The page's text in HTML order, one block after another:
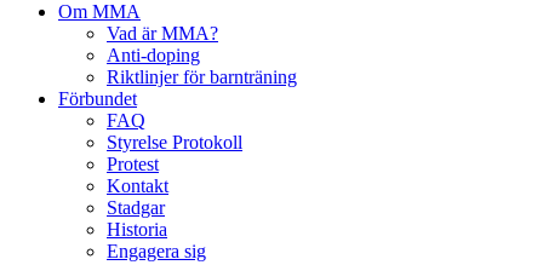
Om MMA
Vad är MMA?
Anti-doping
Riktlinjer för barnträning
Förbundet
FAQ
Styrelse Protokoll
Protest
Kontakt
Stadgar
Historia
Engagera sig